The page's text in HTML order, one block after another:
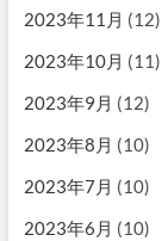
2023年11月 (12)
2023年10月 (11)
2023年9月 (12)
2023年8月 (10)
2023年7月 (10)
2023年6月 (10)